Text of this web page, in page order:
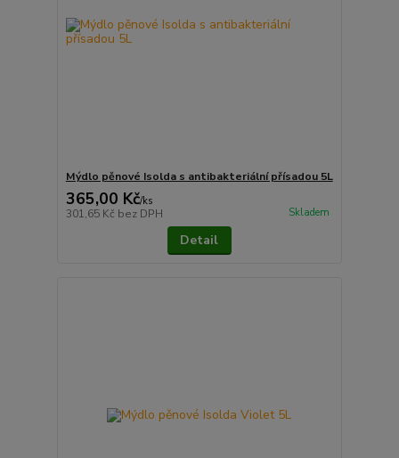
Mýdlo pěnové Isolda s antibakteriální přísadou 5L
365,00 Kč/ks
301,65 Kč bez DPH Skladem
Detail